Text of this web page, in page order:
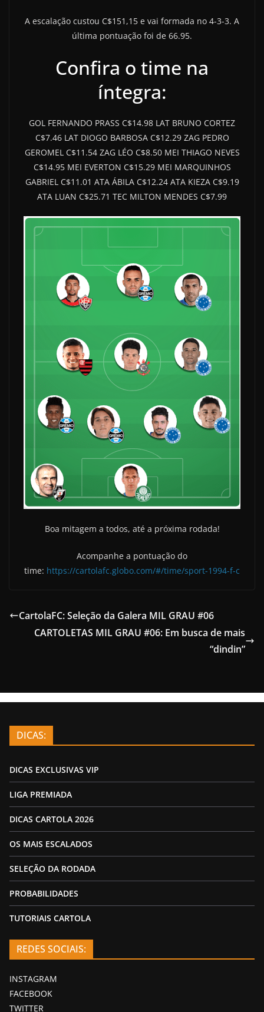
A escalação custou C$151,15 e vai formada no 4-3-3. A
última pontuação foi de 66.95.
Confira o time na
íntegra:
GOL FERNANDO PRASS C$14.98 LAT BRUNO CORTEZ
C$7.46 LAT DIOGO BARBOSA C$12.29 ZAG PEDRO
GEROMEL C$11.54 ZAG LÉO C$8.50 MEI THIAGO NEVES
C$14.95 MEI EVERTON C$15.29 MEI MARQUINHOS
GABRIEL C$11.01 ATA ÁBILA C$12.24 ATA KIEZA C$9.19
ATA LUAN C$25.71 TEC MILTON MENDES C$7.99
Boa mitagem a todos, até a próxima rodada!
Acompanhe a pontuação do
time: https://cartolafc.globo.com/#/time/sport-1994-f-c
CartolaFC: Seleção da Galera MIL GRAU #06
CARTOLETAS MIL GRAU #06: Em busca de mais
“dindin”
DICAS:
DICAS EXCLUSIVAS VIP
LIGA PREMIADA
DICAS CARTOLA 2026
OS MAIS ESCALADOS
SELEÇÃO DA RODADA
PROBABILIDADES
TUTORIAIS CARTOLA
REDES SOCIAIS:
INSTAGRAM
FACEBOOK
TWITTER